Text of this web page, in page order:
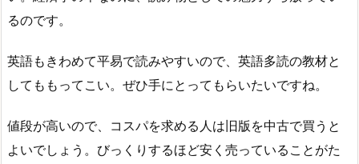
るのです。
英語もきわめて平易で読みやすいので、英語多読の教材と
してももってこい。ぜひ手にとってもらいたいですね。
値段が高いので、コスパを求める人は旧版を中古で買うと
よいでしょう。びっくりするほど安く売っていることがた